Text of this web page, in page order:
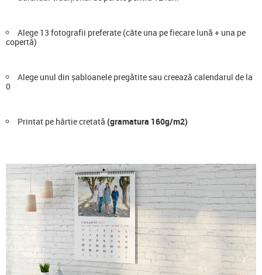
Alege 13 fotografii preferate (câte una pe fiecare lună + una pe
copertă)
Alege unul din șabloanele pregătite sau creează calendarul de la
0
Printat pe hârtie cretată (gramatura 160g/m2)